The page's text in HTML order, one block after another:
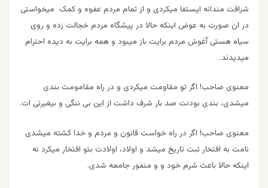
شرافت مندانه ایستفا میکردی و از تمام مردم عفوه و کمک میخواستی
در ان صورت به عوض اینکه حالا در پیشگاه مردم خجالت زده و روی
سیاه هستی آغوش مردم برایت باز میبود و همه برایت به دیده احترام
میدیدند.
معنوی صاحب! اگر تو مقاومت میکردی و در راه مقامومت بندی
میشدی، بندی بودنت صد بار شرف داشت از این بی ننگی و بیغیرتی ات.
معنوی صاحب! اگر در راه خواست قانون و مردم و خدا کشته میشدی
نامت به افتخار ثبت تاریخ میشد و اولاد، اولادت بتو افتخار میکرد نه
اینکه حالا باعث شرم خود و و منفور جامعه شدی.